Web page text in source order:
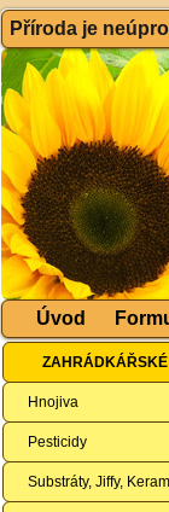
Příroda je
Úvod
ZAHRÁDKÁŘSKÉ
Hnojiva
Pesticidy
Substráty, Jiffy,